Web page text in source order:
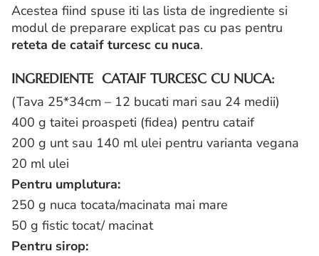
Acestea fiind spuse iti las lista de ingrediente si
modul de preparare explicat pas cu pas pentru
reteta de cataif turcesc cu nuca.
INGREDIENTE CATAIF TURCESC CU NUCA:
(Tava 25*34cm – 12 bucati mari sau 24 medii)
400 g taitei proaspeti (fidea) pentru cataif
200 g unt sau 140 ml ulei pentru varianta vegana
20 ml ulei
Pentru umplutura:
250 g nuca tocata/macinata mai mare
50 g fistic tocat/ macinat
Pentru sirop: